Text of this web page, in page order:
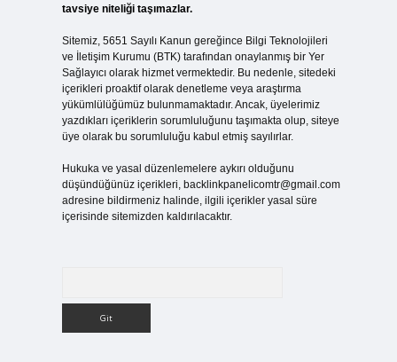
tavsiye niteliği taşımazlar.
Sitemiz, 5651 Sayılı Kanun gereğince Bilgi Teknolojileri
ve İletişim Kurumu (BTK) tarafından onaylanmış bir Yer
Sağlayıcı olarak hizmet vermektedir. Bu nedenle, sitedeki
içerikleri proaktif olarak denetleme veya araştırma
yükümlülüğümüz bulunmamaktadır. Ancak, üyelerimiz
yazdıkları içeriklerin sorumluluğunu taşımakta olup, siteye
üye olarak bu sorumluluğu kabul etmiş sayılırlar.
Hukuka ve yasal düzenlemelere aykırı olduğunu
düşündüğünüz içerikleri, backlinkpanelicomtr@gmail.com
adresine bildirmeniz halinde, ilgili içerikler yasal süre
içerisinde sitemizden kaldırılacaktır.